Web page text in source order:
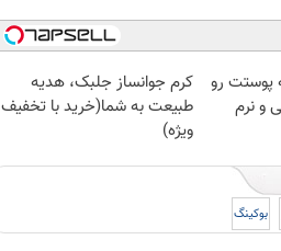
پوستت رو
و نرم
کرم جوانساز جلبک، هدیه
طبیعت به شما(خرید با تخفیف
ویژه)
بوکینگ